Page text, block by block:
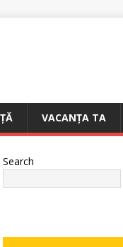
VACANȚA TA
Search